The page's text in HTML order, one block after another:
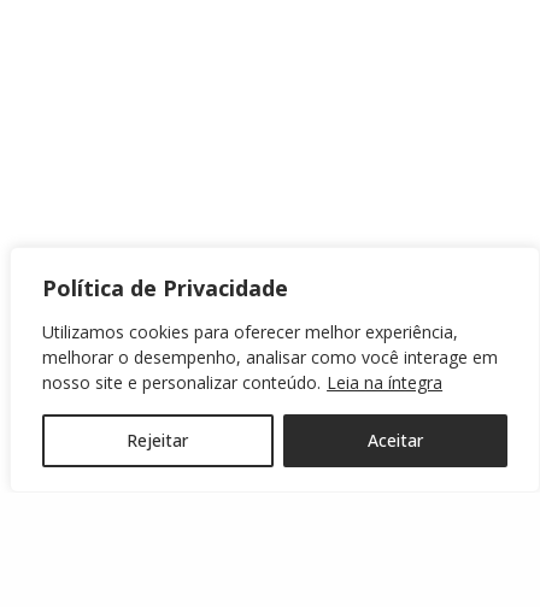
Política de Privacidade
Utilizamos cookies para oferecer melhor experiência,
melhorar o desempenho, analisar como você interage em
nosso site e personalizar conteúdo. Leia na íntegra
Rejeitar Aceitar